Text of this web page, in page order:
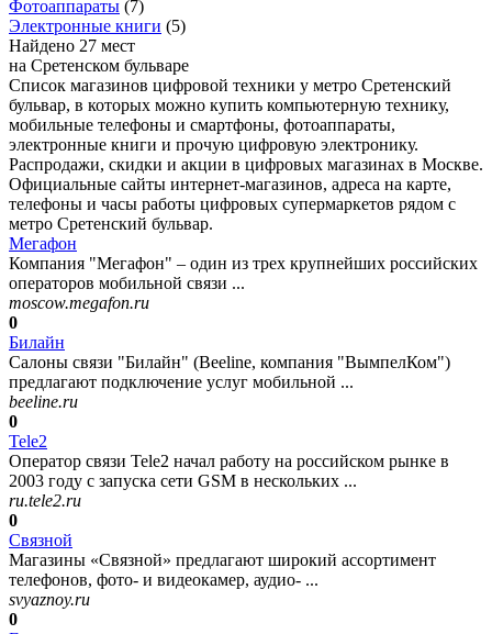
Фотоаппараты (7)
Электронные книги (5)
Найдено 27 мест
на Сретенском бульваре
Список магазинов цифровой техники у метро Сретенский
бульвар, в которых можно купить компьютерную технику,
мобильные телефоны и смартфоны, фотоаппараты,
электронные книги и прочую цифровую электронику.
Распродажи, скидки и акции в цифровых магазинах в Москве.
Официальные сайты интернет-магазинов, адреса на карте,
телефоны и часы работы цифровых супермаркетов рядом с
метро Сретенский бульвар.
Мегафон
Компания "Мегафон" – один из трех крупнейших российских
операторов мобильной связи ...
moscow.megafon.ru
0
Билайн
Салоны связи "Билайн" (Beeline, компания "ВымпелКом")
предлагают подключение услуг мобильной ...
beeline.ru
0
Tele2
Оператор связи Tele2 начал работу на российском рынке в
2003 году с запуска сети GSM в нескольких ...
ru.tele2.ru
0
Связной
Магазины «Связной» предлагают широкий ассортимент
телефонов, фото- и видеокамер, аудио- ...
svyaznoy.ru
0